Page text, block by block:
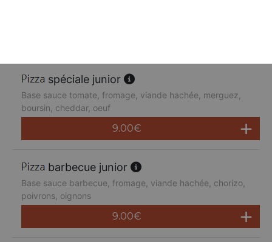
spéciale junior
Base sauce tomate, fromage, viande hachée, merguez,
boursin, cheddar, oeuf
9.00€
barbecue junior
Base sauce barbecue, fromage, viande hachée, chorizo,
poivrons, oignons
9.00€